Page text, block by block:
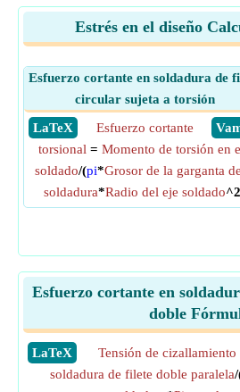
Estrés en el diseño
Esfuerzo cortante en soldadura de
circular sujeta a torsión
​ LaTeX
Esfuerzo cortante
torsional = Momento de torsión en
soldado/(pi*Grosor de la garganta
soldadura*Radio del eje soldado
Esfuerzo cortante en
doble
​LaTeX Tensión de cizallamiento
soldadura de filete doble paralela